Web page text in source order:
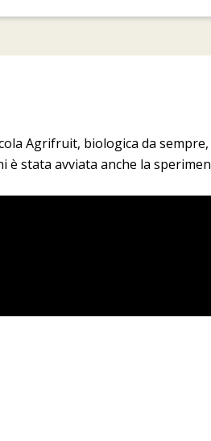
Agrifruit, biologica da
è stata avviata anche la